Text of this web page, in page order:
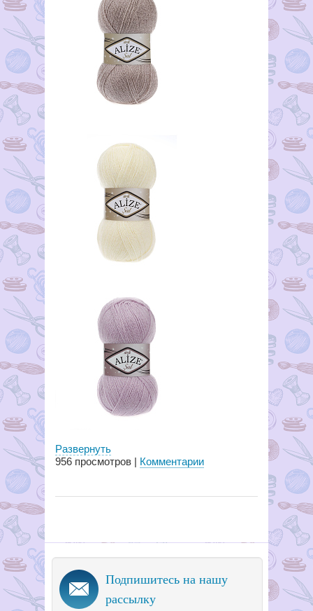
Развернуть
956 просмотров | Комментарии
Подпишитесь на нашу
рассылку